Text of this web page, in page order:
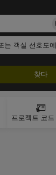
는 객실 선호도
찾다
프로젝트 코